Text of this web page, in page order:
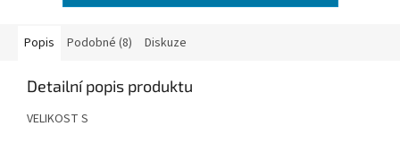
Popis Podobné (8) Diskuze
Detailní popis produktu
VELIKOST S